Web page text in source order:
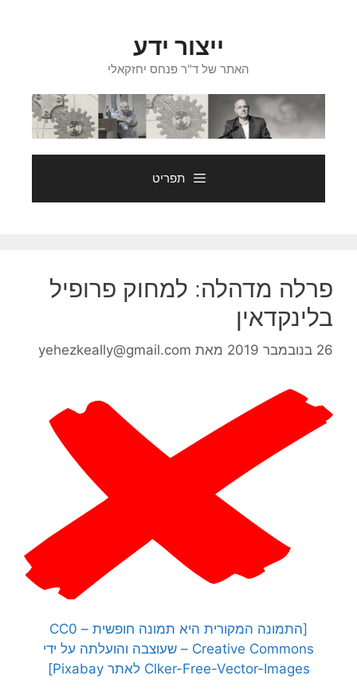
ייצור ידע
האתר של ד"ר פנחס יחזקאלי
תפריט
פרלה מדהלה: למחוק פרופיל
בלינקדאין
26 בנובמבר 2019 מאת yehezkeally@gmail.com
[התמונה המקורית היא תמונה חופשית – CC0
Creative Commons – שעוצבה והועלתה על ידי
Clker-Free-Vector-Images לאתר Pixabay]